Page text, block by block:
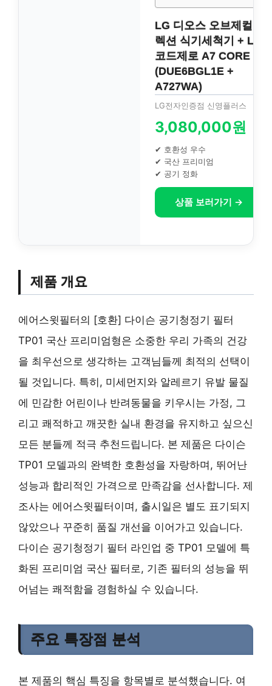
LG 디오스 오브제컬
렉션 식기세척기 + LG
코드제로 A7 CORE
(DUE6BGL1E +
A727WA)
LG전자인증점 신영플러스
3,080,000원
✔ 호환성 우수
✔ 국산 프리미엄
✔ 공기 정화
상품 보러가기 →
제품 개요
에어스윗필터의 [호환] 다이슨 공기청정기 필터
TP01 국산 프리미엄형은 소중한 우리 가족의 건강
을 최우선으로 생각하는 고객님들께 최적의 선택이
될 것입니다. 특히, 미세먼지와 알레르기 유발 물질
에 민감한 어린이나 반려동물을 키우시는 가정, 그
리고 쾌적하고 깨끗한 실내 환경을 유지하고 싶으신
모든 분들께 적극 추천드립니다. 본 제품은 다이슨
TP01 모델과의 완벽한 호환성을 자랑하며, 뛰어난
성능과 합리적인 가격으로 만족감을 선사합니다. 제
조사는 에어스윗필터이며, 출시일은 별도 표기되지
않았으나 꾸준히 품질 개선을 이어가고 있습니다.
다이슨 공기청정기 필터 라인업 중 TP01 모델에 특
화된 프리미엄 국산 필터로, 기존 필터의 성능을 뛰
어넘는 쾌적함을 경험하실 수 있습니다.
주요 특장점 분석
본 제품의 핵심 특징을 항목별로 분석했습니다. 여